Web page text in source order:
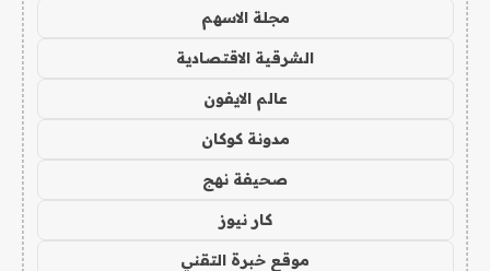
مجلة الاسهم
الشرقية الاقتصادية
عالم الايفون
مدونة كوكان
صحيفة نهج
كار نيوز
موقع خبرة التقني